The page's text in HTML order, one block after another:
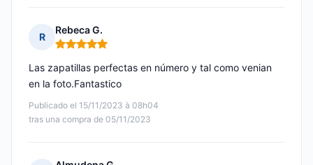
R
Rebeca G.
Nota: 5 de 5
Publicado el 15/11/2023 à 08h04
tras una compra de 05/11/2023
Las zapatillas perfectas en número y tal como venian
en la foto.Fantastico